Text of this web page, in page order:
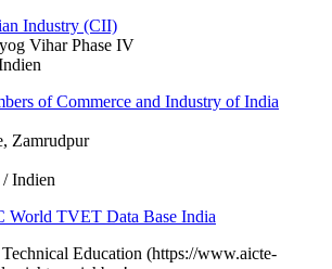
Industry (CII)
Vihar Phase IV
of Commerce and Industry of India
Zamrudpur
Indien
TVET Data Base India
Education (https://www.aicte-